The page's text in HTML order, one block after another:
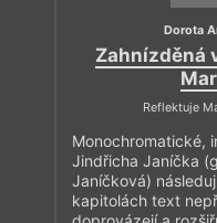
Dorota
Zahnízděná
Reflektuje
Monochromatické,
Jindřicha Janíčka
Janíčková)
kapitolách text